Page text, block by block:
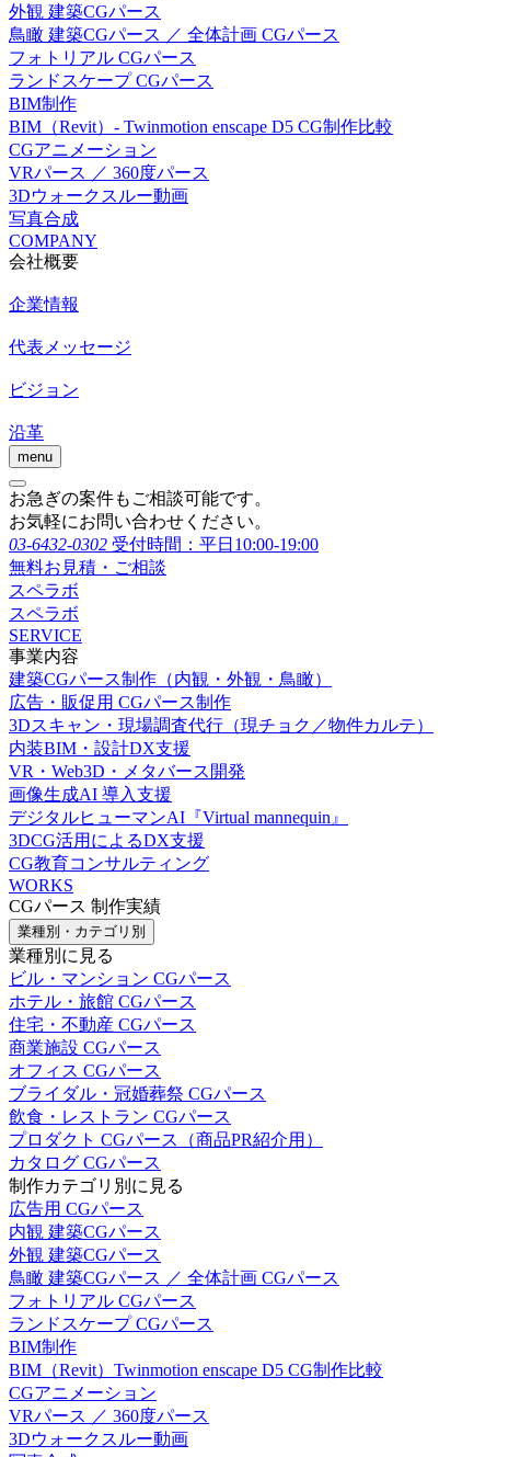
外観 建築CGパース
鳥瞰 建築CGパース ／ 全体計画 CGパース
フォトリアル CGパース
ランドスケープ CGパース
BIM制作
BIM（Revit）- Twinmotion enscape D5 CG制作比較
CGアニメーション
VRパース ／ 360度パース
3Dウォークスルー動画
写真合成
COMPANY
会社概要
企業情報
代表メッセージ
ビジョン
沿革
menu
お急ぎの案件もご相談可能です。
お気軽にお問い合わせください。
03-6432-0302 受付時間：平日10:00-19:00
無料お見積・ご相談
スペラボ
スペラボ
SERVICE
事業内容
建築CGパース制作（内観・外観・鳥瞰）
広告・販促用 CGパース制作
3Dスキャン・現場調査代行（現チョク／物件カルテ）
内装BIM・設計DX支援
VR・Web3D・メタバース開発
画像生成AI 導入支援
デジタルヒューマンAI『Virtual mannequin』
3DCG活用によるDX支援
CG教育コンサルティング
WORKS
CGパース 制作実績
業種別・カテゴリ別
業種別に見る
ビル・マンション CGパース
ホテル・旅館 CGパース
住宅・不動産 CGパース
商業施設 CGパース
オフィス CGパース
ブライダル・冠婚葬祭 CGパース
飲食・レストラン CGパース
プロダクト CGパース（商品PR紹介用）
カタログ CGパース
制作カテゴリ別に見る
広告用 CGパース
内観 建築CGパース
外観 建築CGパース
鳥瞰 建築CGパース ／ 全体計画 CGパース
フォトリアル CGパース
ランドスケープ CGパース
BIM制作
BIM（Revit）Twinmotion enscape D5 CG制作比較
CGアニメーション
VRパース ／ 360度パース
3Dウォークスルー動画